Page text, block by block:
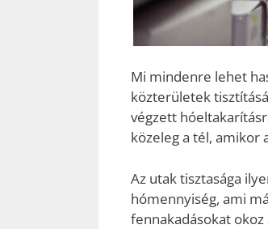
Mi mindenre lehet
közterületek
végzett
közeleg a tél, amikor
Az utak tisztasága
hómennyiség, ami
fennakadásokat